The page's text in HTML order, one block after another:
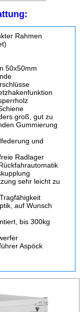
Rahmen
50x50mm
groß, gut zu
Gummierung
und
Radlager
sehr leicht zu
auf Wunsch
bis 300kg
Aspöck